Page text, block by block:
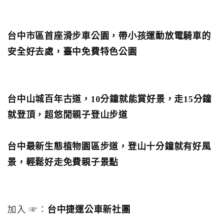
台中市區首座滑步車公園，帶小孩運動放電騎車的
安全好去處，臺中免費特色公園
台中山城百年古道，10分鐘就能賞好景，走15分鐘
就登頂，超悠閒親子登山步道
台中最新生態植物園區步道，登山十分鐘就有好風
景，輕鬆好走免費親子景點
加入 ☞： 台中捷運公車新社團